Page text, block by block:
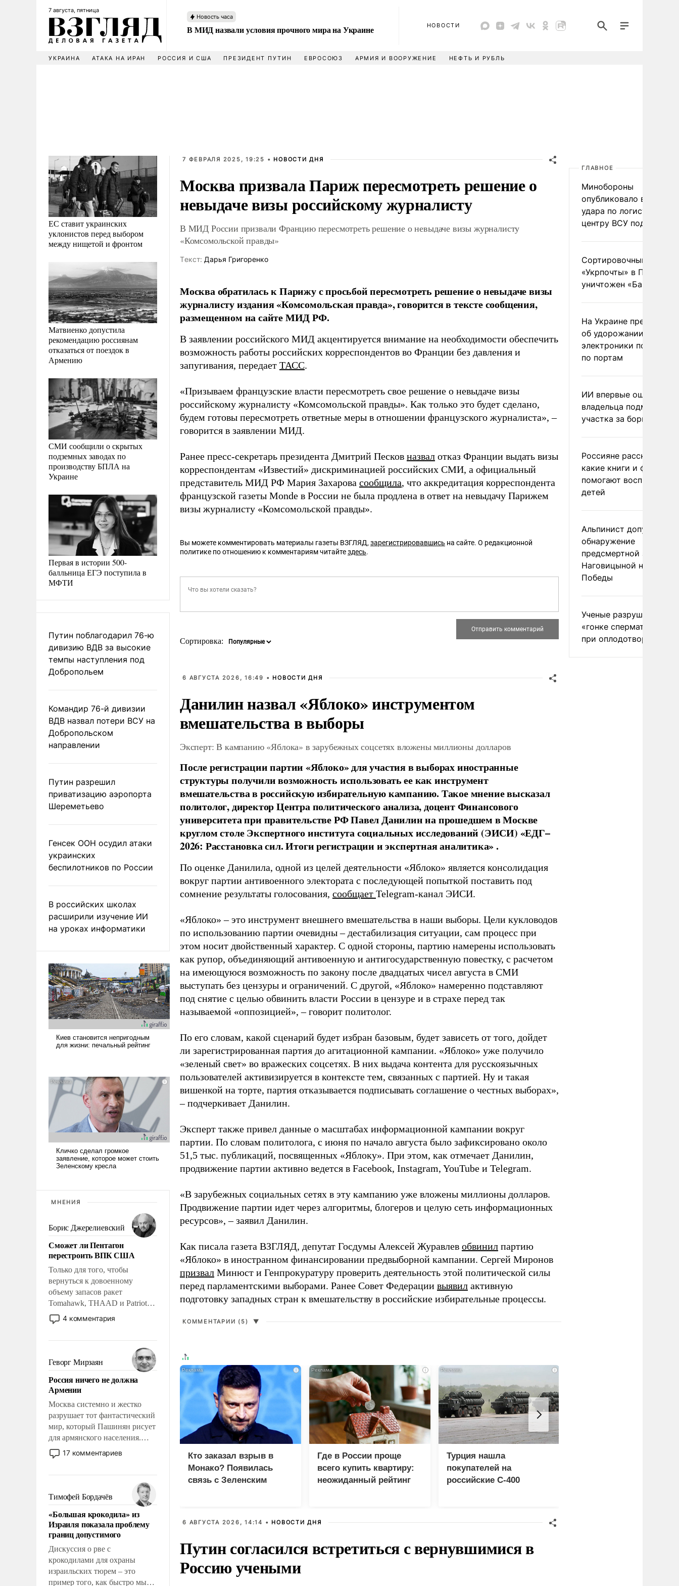
7 августа, пятница
Новость часа
В МИД назвали условия прочного мира на Украине НОВОСТИ
УКРАИНА АТАКА НА ИРАН РОССИЯ И США ПРЕЗИДЕНТ ПУТИН ЕВРОСОЮЗ АРМИЯ И ВООРУЖЕНИЕ НЕФТЬ И РУБЛЬ
ЕС ставит украинских
уклонистов перед выбором
между нищетой и фронтом
Матвиенко допустила
рекомендацию россиянам
отказаться от поездок в
Армению
СМИ сообщили о скрытых
подземных заводах по
производству БПЛА на
Украине
Первая в истории 500-
балльница ЕГЭ поступила в
МФТИ
Путин поблагодарил 76-ю
дивизию ВДВ за высокие
темпы наступления под
Добропольем
Командир 76-й дивизии
ВДВ назвал потери ВСУ на
Добропольском
направлении
Путин разрешил
приватизацию аэропорта
Шереметьево
Генсек ООН осудил атаки
украинских
беспилотников по России
В российских школах
расширили изучение ИИ
на уроках информатики
МНЕНИЯ
Борис Джерелиевский
Сможет ли Пентагон
перестроить ВПК США
Только для того, чтобы
вернуться к довоенному
объему запасов ракет
Tomahawk, THAAD и Patriot
США потребуется более трех
лет. Даже небольшая война с
Сложившаяся ситуация
означает многолетний период
уязвимости США, например,
перед Китаем.
4 комментария
Геворг Мирзаян
Россия ничего не должна
Армении
Москва системно и жестко
разрушает тот фантастический
мир, который Пашинян рисует
для армянского населения.
Мир, где политические
прожекты будут безусловно
налогоплательщиков и где
Еревану за свои поступки не
нужно отвечать.
17 комментариев
Тимофей Бордачёв
«Большая крокодила» из
Израиля показала проблему
границ допустимого
Дискуссия о рве с
крокодилами для охраны
израильских тюрем – это
пример того, как быстро мы
7 ФЕВРАЛЯ 2025, 19:25 • НОВОСТИ ДНЯ
Москва призвала Париж пересмотреть решение о
невыдаче визы российскому журналисту
В МИД России призвали Францию пересмотреть решение о невыдаче визы журналисту
«Комсомольской правды»
Tекст: Дарья Григоренко
Москва обратилась к Парижу с просьбой пересмотреть решение о невыдаче визы
журналисту издания «Комсомольская правда», говорится в тексте сообщения,
размещенном на сайте МИД РФ.
В заявлении российского МИД акцентируется внимание на необходимости обеспечить
возможность работы российских корреспондентов во Франции без давления и
запугивания, передает ТАСС.
«Призываем французские власти пересмотреть свое решение о невыдаче визы
российскому журналисту «Комсомольской правды». Как только это будет сделано,
будем готовы пересмотреть ответные меры в отношении французского журналиста», –
говорится в заявлении МИД.
Ранее пресс-секретарь президента Дмитрий Песков назвал отказ Франции выдать визы
корреспондентам «Известий» дискриминацией российских СМИ, а официальный
представитель МИД РФ Мария Захарова сообщила, что аккредитация корреспондента
французской газеты Monde в России не была продлена в ответ на невыдачу Парижем
визы журналисту «Комсомольской правды».
Вы можете комментировать материалы газеты ВЗГЛЯД, зарегистрировавшись на сайте. О редакционной
политике по отношению к комментариям читайтездесь.
Сортировка:
6 АВГУСТА 2026, 16:49 • НОВОСТИ ДНЯ
Данилин назвал «Яблоко» инструментом
вмешательства в выборы
Эксперт: В кампанию «Яблока» в зарубежных соцсетях вложены миллионы долларов
После регистрации партии «Яблоко» для участия в выборах иностранные
структуры получили возможность использовать ее как инструмент
вмешательства в российскую избирательную кампанию. Такое мнение высказал
политолог, директор Центра политического анализа, доцент Финансового
университета при правительстве РФ Павел Данилин на прошедшем в Москве
круглом столе Экспертного института социальных исследований (ЭИСИ) «ЕДГ–
2026: Расстановка сил. Итоги регистрации и экспертная аналитика» .
По оценке Данилила, одной из целей деятельности «Яблоко» является консолидация
вокруг партии антивоенного электората с последующей попыткой поставить под
сомнение результаты голосования, сообщает Telegram-канал ЭИСИ.
«Яблоко» – это инструмент внешнего вмешательства в наши выборы. Цели кукловодов
по использованию партии очевидны – дестабилизация ситуации, сам процесс при
этом носит двойственный характер. С одной стороны, партию намерены использовать
как рупор, объединяющий антивоенную и антигосударственную повестку, с расчетом
на имеющуюся возможность по закону после двадцатых чисел августа в СМИ
выступать без цензуры и ограничений. С другой, «Яблоко» намеренно подставляют
под снятие с целью обвинить власти России в цензуре и в страхе перед так
называемой «оппозицией», – говорит политолог.
По его словам, какой сценарий будет избран базовым, будет зависеть от того, дойдет
ли зарегистрированная партия до агитационной кампании. «Яблоко» уже получило
«зеленый свет» во вражеских соцсетях. В них выдача контента для русскоязычных
пользователей активизируется в контексте тем, связанных с партией. Ну и такая
вишенкой на торте, партия отказывается подписывать соглашение о честных выборах»,
– подчеркивает Данилин.
Эксперт также привел данные о масштабах информационной кампании вокруг
партии. По словам политолога, с июня по начало августа было зафиксировано около
51,5 тыс. публикаций, посвященных «Яблоку». При этом, как отмечает Данилин,
продвижение партии активно ведется в Facebook, Instagram, YouTube и Telegram.
«В зарубежных социальных сетях в эту кампанию уже вложены миллионы долларов.
Продвижение партии идет через алгоритмы, блогеров и целую сеть информационных
ресурсов», – заявил Данилин.
Как писала газета ВЗГЛЯД, депутат Госдумы Алексей Журавлев обвинил партию
«Яблоко» в иностранном финансировании предвыборной кампании. Сергей Миронов
призвал Минюст и Генпрокуратуру проверить деятельность этой политической силы
перед парламентскими выборами. Ранее Совет Федерации выявил активную
подготовку западных стран к вмешательству в российские избирательные процессы.
КОММЕНТАРИИ (5) ▼
i
Кто заказал взрыв в
Монако? Появилась
связь с Зеленским
i
Где в России проще
всего купить квартиру:
неожиданный рейтинг
i
Турция нашла
покупателей на
российские C-400
6 АВГУСТА 2026, 14:14 • НОВОСТИ ДНЯ
Путин согласился встретиться с вернувшимися в
Россию учеными
ГЛАВНОЕ
Минобороны
опубликовало видео
удара по
центру ВСУ под Киевом
Сортировочный пункт
«Укрпочты» в
уничтожен
На Украине
об удорожании
электроники после
по портам
ИИ впервые
владельца
участка за борщевик
Россияне рассказали,
какие книги и фильмы
помогают воспитывать
детей
Альпинист допустил
обнаружение
предсмертной записки
Наговицыной на пике
Победы
Ученые разрушили миф
«гонке
при оплодотворении